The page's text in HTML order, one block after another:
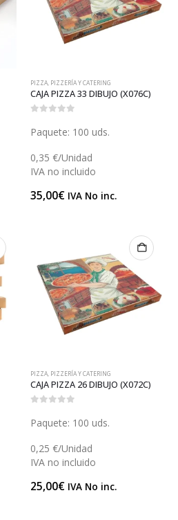
PIZZA, PIZZERÍA Y CATERING
CAJA PIZZA 33 DIBUJO (X076C)
Paquete: 100 uds.
0,35 €/Unidad
IVA no incluido
35,00€ IVA No inc.
PIZZA, PIZZERÍA Y CATERING
CAJA PIZZA 26 DIBUJO (X072C)
Paquete: 100 uds.
0,25 €/Unidad
IVA no incluido
25,00€ IVA No inc.